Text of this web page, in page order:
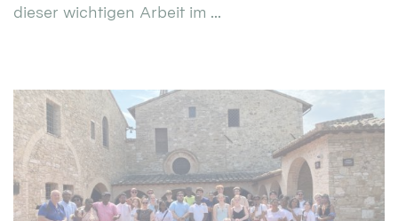
dieser wichtigen Arbeit im ...